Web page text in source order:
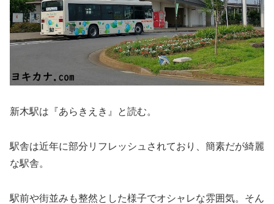
新木駅は『あらきえき』と読む。
駅舎は近年に部分リフレッシュされており、簡素だが綺麗
な駅舎。
駅前や街並みも整然とした様子でオシャレな雰囲気。そん